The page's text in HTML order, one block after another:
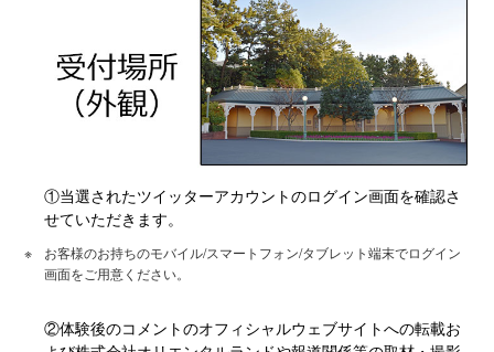
①当選されたツイッターアカウントのログイン画面を確認さ
せていただきます。
お客様のお持ちのモバイル/スマートフォン/タブレット端末でログイン
画面をご用意ください。
②体験後のコメントのオフィシャルウェブサイトへの転載お